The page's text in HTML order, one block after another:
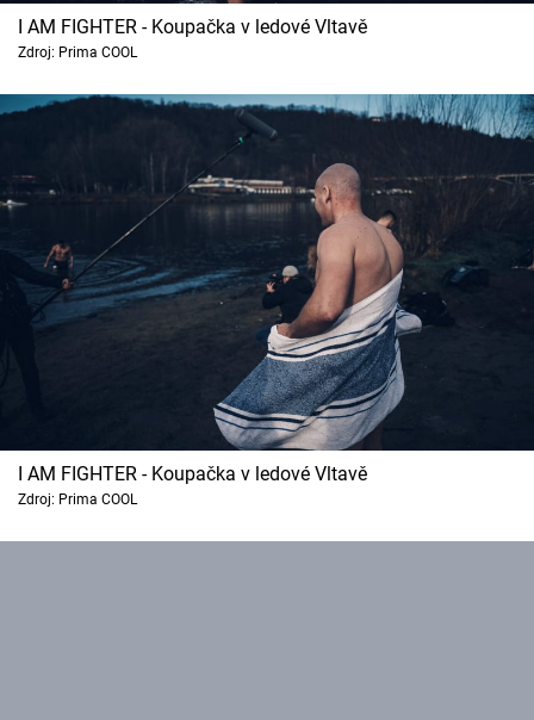
I AM FIGHTER - Koupačka v ledové Vltavě
Zdroj: Prima COOL
I AM FIGHTER - Koupačka v ledové Vltavě
Zdroj: Prima COOL